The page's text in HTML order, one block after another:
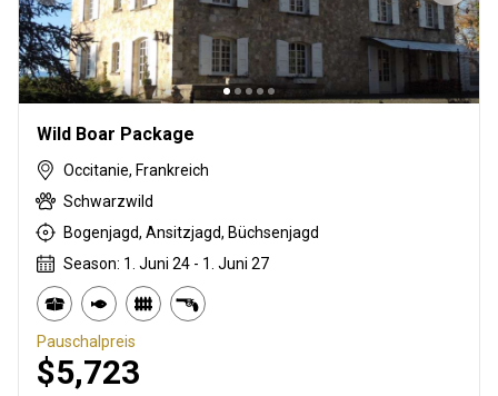
Wild Boar Package
Occitanie, Frankreich
Schwarzwild
Bogenjagd, Ansitzjagd, Büchsenjagd
Season: 1. Juni 24 - 1. Juni 27
Pauschalpreis
$5,723